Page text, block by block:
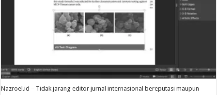
Nazroel.id – Tidak jarang editor jurnal internasional bereputasi maupun